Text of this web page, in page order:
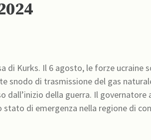
di Kurks. Il 6 agosto, le forze ucraine
snodo di trasmissione del gas
dall’inizio della guerra. Il governatore
di emergenza nella regione di